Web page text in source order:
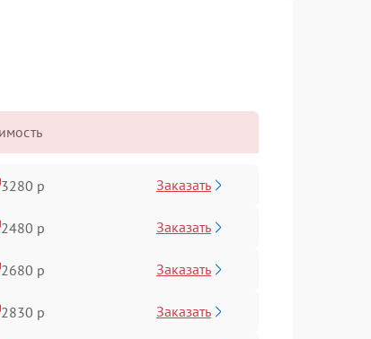
3280 р Заказать
2480 р Заказать
2680 р Заказать
2830 р Заказать